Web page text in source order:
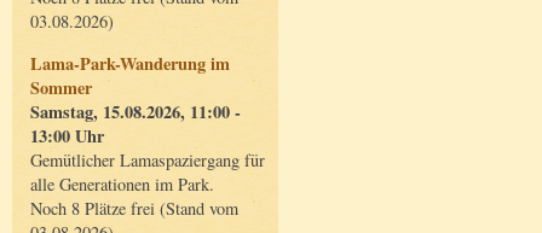
03.08.2026)
Lama-Park-Wanderung im
Sommer
Samstag, 15.08.2026, 11:00 -
13:00 Uhr
Gemütlicher Lamaspaziergang für
alle Generationen im Park.
Noch 8 Plätze frei (Stand vom